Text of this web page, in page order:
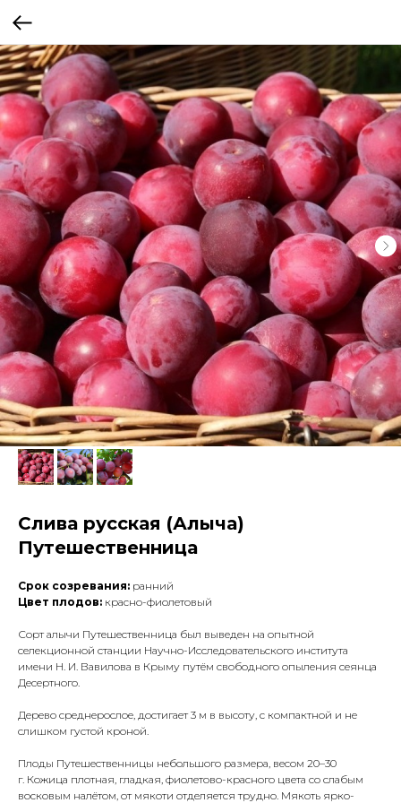
Слива русская (Алыча)
Путешественница
Срок созревания: ранний
Цвет плодов: красно-фиолетовый
Сорт алычи Путешественница был выведен на опытной
селекционной станции Научно-Исследовательского института
имени Н. И. Вавилова в Крыму путём свободного опыления сеянца
Десертного.
Дерево среднерослое, достигает 3 м в высоту, с компактной и не
слишком густой кроной.
Плоды Путешественницы небольшого размера, весом 20–30
г. Кожица плотная, гладкая, фиолетово-красного цвета со слабым
восковым налётом, от мякоти отделяется трудно. Мякоть ярко-